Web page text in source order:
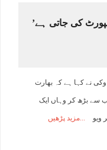
کی جاتی ہے’
وکی نے کہا ہے کہ بھارت
سے بڑھ کر وہاں ایک
ویو مزید پڑھیں